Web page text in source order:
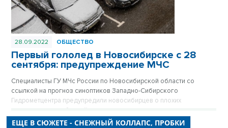
28.09.2022 ОБЩЕСТВО
Первый гололед в Новосибирске с 28
сентября: предупреждение МЧС
Специалисты ГУ МЧс России по Новосибирской области со
ссылкой на прогноз синоптиков Западно-Сибирского
Гидрометцентра предупредили новосибирцев о плохих
метеоусловиях в ближайшие дни и предостерегли
автомобилистов.
ЕЩЕ В СЮЖЕТЕ - СНЕЖНЫЙ КОЛЛАПС, ПРОБКИ